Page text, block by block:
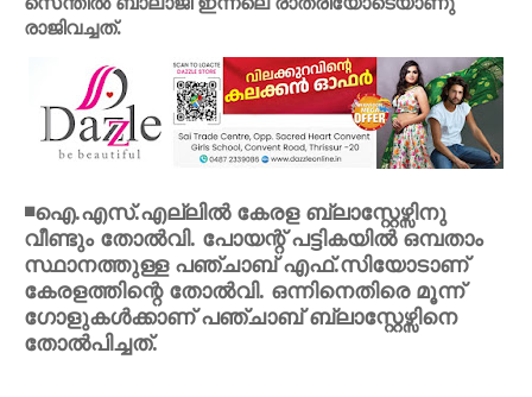
രാജിവച്ചത്.
◾ഐ.എസ്.എല്ലില്‍ കേരള ബ്ലാസ്റ്റേഴ്സിനു
വീണ്ടും തോല്‍വി. പോയന്റ് പട്ടികയില്‍ ഒമ്പതാം
സ്ഥാനത്തുള്ള പഞ്ചാബ് എഫ്.സിയോടാണ്
കേരളത്തിന്റെ തോല്‍വി. ഒന്നിനെതിരെ മൂന്ന്
ഗോളുകള്‍ക്കാണ് പഞ്ചാബ് ബ്ലാസ്റ്റേഴ്സിനെ
തോല്‍പിച്ചത്.